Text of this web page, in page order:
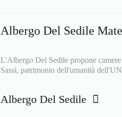
Albergo Del Sedile
L'Albergo Del Sedile propone
Sassi, patrimonio dell'umanità
Albergo Del Sedile